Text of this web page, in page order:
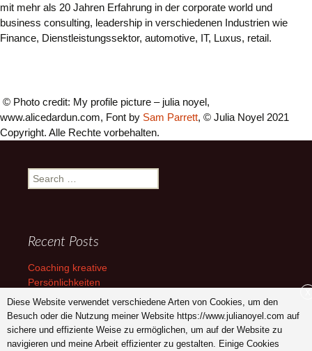
mit mehr als 20 Jahren Erfahrung in der corporate world und
business consulting, leadership in verschiedenen Industrien wie
Finance, Dienstleistungssektor, automotive, IT, Luxus, retail.
© Photo credit: My profile picture – julia noyel,
www.alicedardun.com, Font by Sam Parrett, © Julia Noyel 2021
Copyright. Alle Rechte vorbehalten.
Search
for:
Recent Posts
Coaching kreative
Persönlichkeiten
Coaching Selbstbehauptung
hochsensible Menschen
Berufe
Diese Website verwendet verschiedene Arten von Cookies, um den
Besuch oder die Nutzung meiner Website https://www.julianoyel.com auf
sichere und effiziente Weise zu ermöglichen, um auf der Website zu
navigieren und meine Arbeit effizienter zu gestalten. Einige Cookies